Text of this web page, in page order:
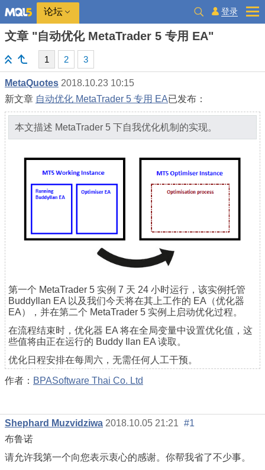
论坛 登录
文章 "自动优化 MetaTrader 5 专用 EA"
1 2 3
MetaQuotes 2018.10.23 10:15
新文章 自动优化 MetaTrader 5 专用 EA已发布：
本文描述 MetaTrader 5 下自我优化机制的实现。
第一个 MetaTrader 5 实例 7 天 24 小时运行，该实例托管
BuddyIlan EA 以及我们今天将在其上工作的 EA（优化器
EA），并在第二个 MetaTrader 5 实例上启动优化过程。
在流程结束时，优化器 EA 将在全局变量中设置优化值，这
些值将由正在运行的 Buddy Ilan EA 读取。
优化日程安排在每周六，无需任何人工干预。
作者： BPASoftware Thai Co. Ltd
Shephard Muzvidziwa 2018.10.05 21:21 #1
布鲁诺
请允许我第一个向您表示衷心的感谢。你帮我省了不少事。